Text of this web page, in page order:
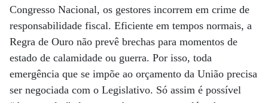
Congresso Nacional, os gestores incorrem em crime de
responsabilidade fiscal. Eficiente em tempos normais, a
Regra de Ouro não prevê brechas para momentos de
estado de calamidade ou guerra. Por isso, toda
emergência que se impõe ao orçamento da União precisa
ser negociada com o Legislativo. Só assim é possível